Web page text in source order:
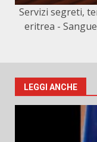
Servizi segreti,
eritrea -
LEGGI ANCHE